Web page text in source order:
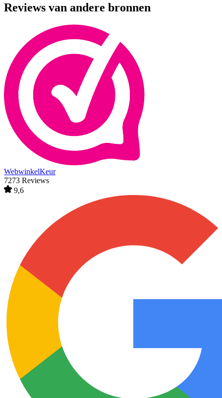
Reviews van andere bronnen
WebwinkelKeur
7273 Reviews
9,6